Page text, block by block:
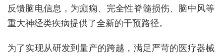
反馈脑电信息，为癫痫、完全性脊髓损伤、脑中风等
重大神经类疾病提供了全新的干预路径。
为了实现从研发到量产的跨越，满足严苛的医疗器械